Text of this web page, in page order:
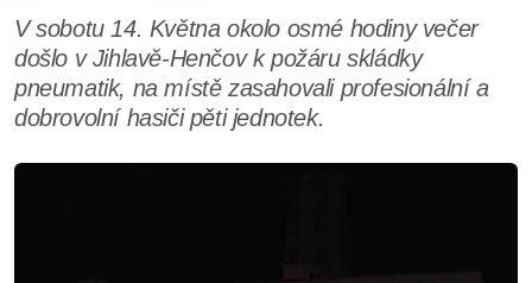
V sobotu 14. Května okolo osmé hodiny večer
došlo v Jihlavě-Henčov k požáru skládky
pneumatik, na místě zasahovali profesionální a
dobrovolní hasiči pěti jednotek.